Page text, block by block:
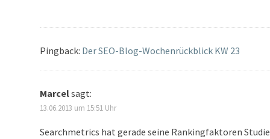
Pingback: Der SEO-Blog-Wochenrückblick KW 23
Marcelsagt:
13.06.2013 um 15:51 Uhr
Searchmetrics hat gerade seine Rankingfaktoren Studie